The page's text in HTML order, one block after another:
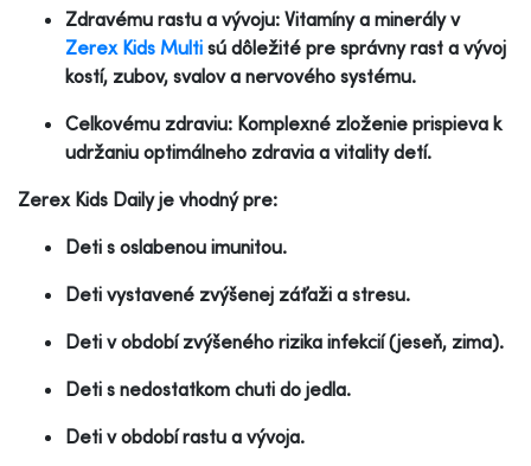
Zdravému rastu a vývoju: Vitamíny a minerály v
Zerex Kids Multi sú dôležité pre správny rast a vývoj
kostí, zubov, svalov a nervového systému.
Celkovému zdraviu: Komplexné zloženie prispieva k
udržaniu optimálneho zdravia a vitality detí.
Zerex Kids Daily je vhodný pre:
Deti s oslabenou imunitou.
Deti vystavené zvýšenej záťaži a stresu.
Deti v období zvýšeného rizika infekcií (jeseň, zima).
Deti s nedostatkom chuti do jedla.
Deti v období rastu a vývoja.